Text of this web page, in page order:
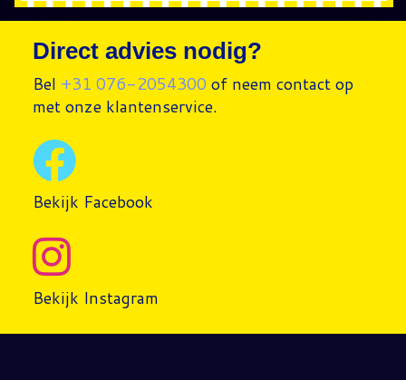
Direct advies nodig?
Bel +31 076-2054300 of neem contact op
met onze klantenservice.
Bekijk Facebook
Bekijk Instagram